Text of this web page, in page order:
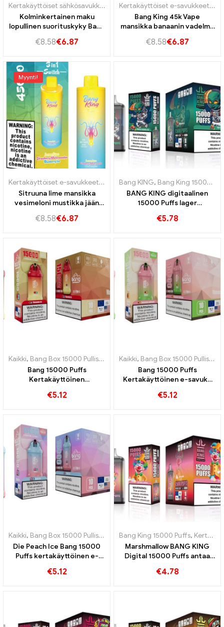
Kertakäyttöiset sähkösavukkeet Portugali ,Kertakäyttöiset e-
Kolminkertainen maku
lopullinen suorituskyky Bang
mansikkakiwi ja hapan
härkä
€8.58€6.87
Kertakäyttöiset e-savukkeet
,
Bang King 45k Vape
mansikka banaanin vadelma
€8.58€6.87
Myynti!
Kertakäyttöiset e-savukkeet
,Kertakäyttöiset sähkösavukkeet
Sitruuna lime mansikka
vesimeloni mustikka jään
€8.58€6.87
Bang KING, Bang King 15000 Puffs
BANG KING digitaalinen
15000 Puffs lager
nautinto
€5.78
Kaikki, Bang Box 15000 Pullistaa
Kertakäyttöiset e-savukkeet Ruotsi
Bang 15000 Puffs
Kertakäyttöinen
makeus sekoittuu
€5.12
Kaikki, Bang Box 15000 Pullistaa
Bang 15000 Puffs
Kertakäyttöinen e-savuke
makeus on aistien juhlaa
€5.12
Kaikki, Bang Box 15000 Pullistaa
Kertakäyttöiset e-savukkeet Ruotsi
Die Peach Ice Bang 15000
Puffs kertakäyttöinen e-
makeuden ja raikkaan
€5.12
Bang King 15000 Puffs, Kertakäyttöiset e-savukkeet Ruotsi
Marshmallow BANG KING
Digital 15000 Puffs antaa
makeita vaahtokarkkeja
€4.78